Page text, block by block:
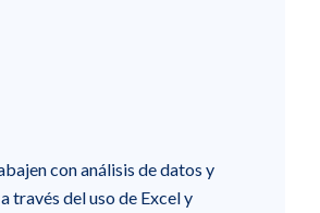
con análisis de datos y
través del uso de Excel y